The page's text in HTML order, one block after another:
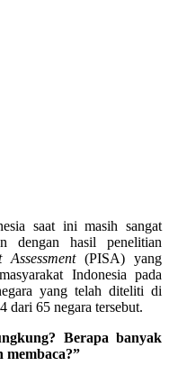
saat ini masih sangat
dengan hasil penelitian
(PISA) yang
Indonesia pada
yang telah diteliti di
dari 65 negara tersebut.
Berapa banyak
membaca?”